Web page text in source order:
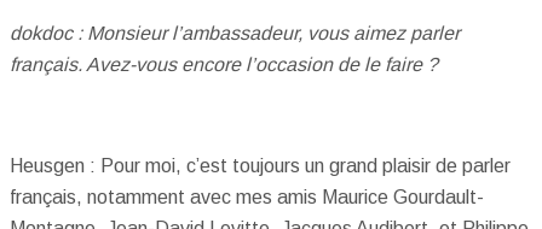
dokdoc : Monsieur l’ambassadeur, vous aimez parler
français. Avez-vous encore l’occasion de le faire ?
Heusgen : Pour moi, c’est toujours un grand plaisir de parler
français, notamment avec mes amis Maurice Gourdault-